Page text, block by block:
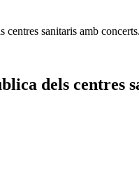
centres sanitaris amb
dels centres